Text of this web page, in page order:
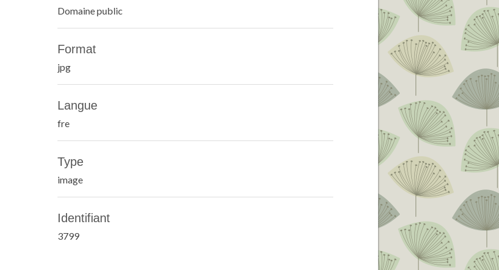
Domaine public
Format
jpg
Langue
fre
Type
image
Identifiant
3799